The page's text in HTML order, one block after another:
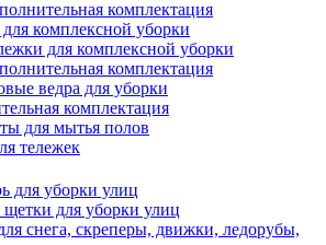
комплектация
комплексной уборки
для комплексной уборки
комплектация
ведра для уборки
комплектация
для мытья полов
тележек
для уборки улиц
для уборки улиц
снега, скреперы, движки, ледорубы,